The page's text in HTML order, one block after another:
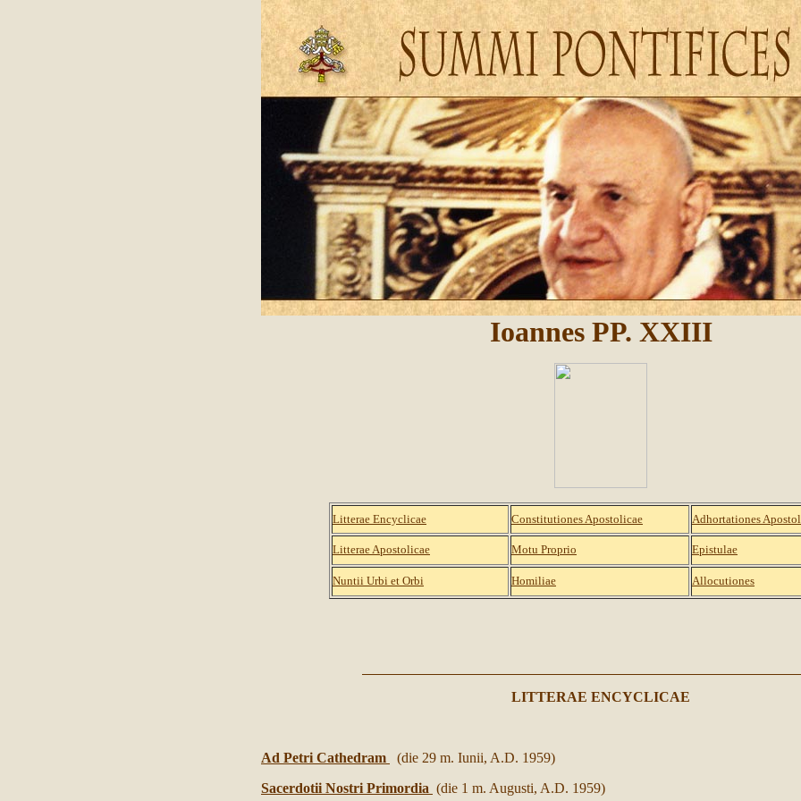
Ioannes PP. XXIII
Litterae Encyclicae Constitutiones Apostolicae Adhortationes
Litterae Apostolicae Motu Proprio Epistulae
Nuntii Urbi et Orbi Homiliae Allocutiones
LITTERAE ENCYCLICAE
Ad Petri Cathedram
(die 29 m. Iunii, A.D. 1959)
Sacerdotii Nostri Primordia (die 1 m. Augusti, A.D. 1959)